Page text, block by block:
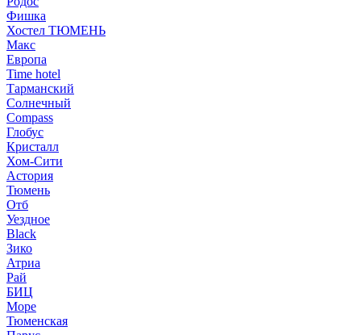
Фишка
Хостел ТЮМЕНЬ
Макс
Европа
Time hotel
Тарманский
Солнечный
Compass
Глобус
Кристалл
Хом-Сити
Астория
Тюмень
Отб
Уездное
Black
Зико
Атриа
Рай
БИЦ
Море
Тюменская